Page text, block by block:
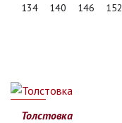
134 140 146 152
20%
Толстовка